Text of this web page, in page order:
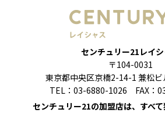
センチュリー21レイ
〒104-0031
東京都中央区京橋2-14-1 兼松ビ
TEL：03-6880-1026 FAX：
センチュリー21の加盟店は、すべて